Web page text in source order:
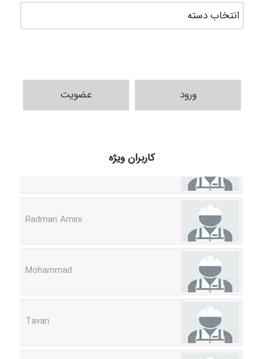
ورود عضویت
کاربران ویژه